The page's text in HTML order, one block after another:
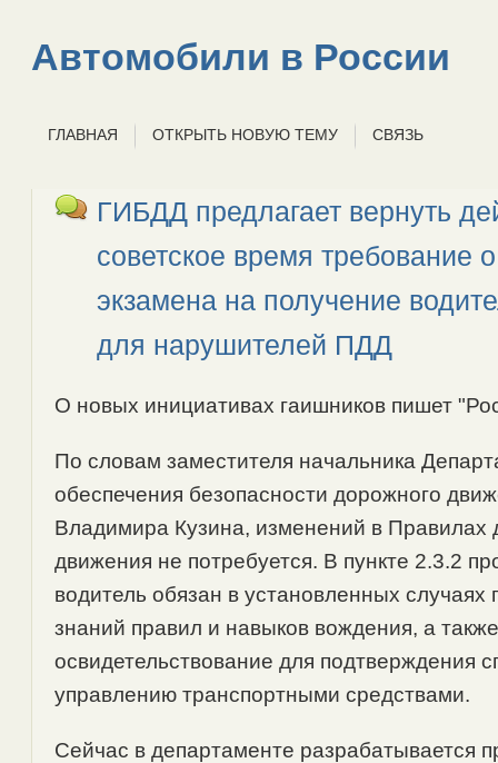
Автомобили в России
ГЛАВНАЯ ОТКРЫТЬ НОВУЮ ТЕМУ СВЯЗЬ
ГИБДД предлагает вернуть
советское время требование
экзамена на получение
для нарушителей ПДД
О новых инициативах гаишников пишет
По словам заместителя начальника
обеспечения безопасности дорожного
Владимира Кузина, изменений в Правилах
движения не потребуется. В пункте 2.3.2
водитель обязан в установленных случаях
знаний правил и навыков вождения, а
освидетельствование для подтверждения
управлению транспортными средствами.
Сейчас в департаменте разрабатывается